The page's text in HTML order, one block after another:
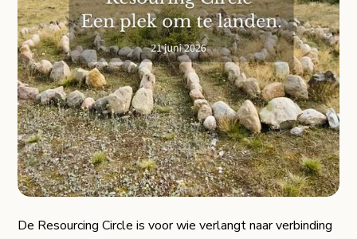
Groepen en
ceremonies
De Resourcing Circle is voor wie verlangt naar verbinding